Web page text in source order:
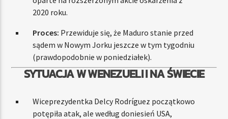
2020 roku.
Proces: Przewiduje się, że Maduro stanie przed
sądem w Nowym Jorku jeszcze w tym tygodniu
(prawdopodobnie w poniedziałek).
SYTUACJA W WENEZUELI I NA ŚWIECIE
Wiceprezydentka Delcy Rodríguez początkowo
potępiła atak, ale według doniesień USA,